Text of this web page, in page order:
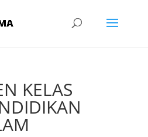
KELAS